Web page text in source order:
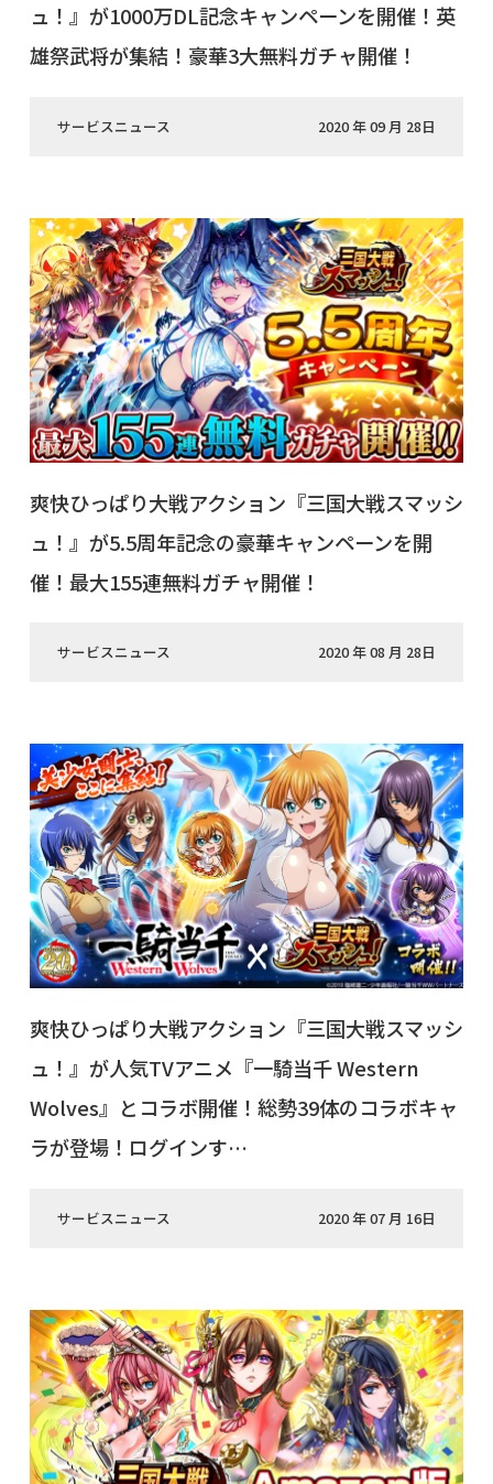
ュ！』が1000万DL記念キャンペーンを開催！英
雄祭武将が集結！豪華3大無料ガチャ開催！
サービスニュース 2020 年 09 月 28日
爽快ひっぱり大戦アクション『三国大戦スマッシ
ュ！』が5.5周年記念の豪華キャンペーンを開
催！最大155連無料ガチャ開催！
サービスニュース 2020 年 08 月 28日
爽快ひっぱり大戦アクション『三国大戦スマッシ
ュ！』が人気TVアニメ『一騎当千 Western
Wolves』とコラボ開催！総勢39体のコラボキャ
ラが登場！ログインす…
サービスニュース 2020 年 07 月 16日